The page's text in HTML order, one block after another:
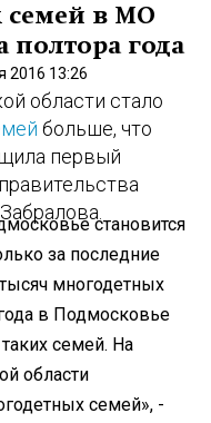
семей в МО
полтора года
2016 13:26
области стало
больше, что
первый
становится
за последние
многодетных
в Подмосковье
семей. На
области
семей», -